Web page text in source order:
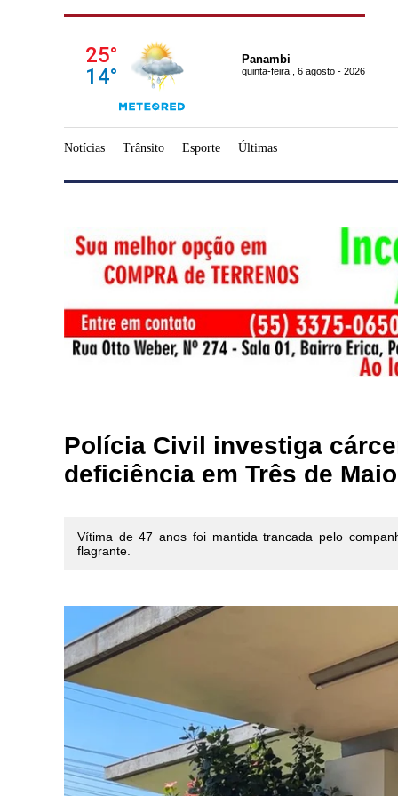
Panambi
quinta-feira , 6 agosto - 2026
Notícias Trânsito Esporte Últimas
Polícia Civil investiga
deficiência em Três de Maio
Vítima de 47 anos foi mantida trancada pelo
flagrante.